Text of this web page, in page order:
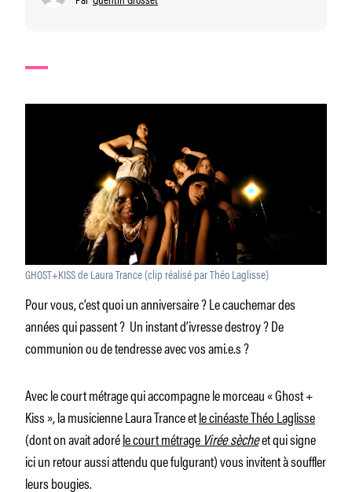
GHOST+KISS de Laura Trance (clip réalisé par Théo Laglisse)
Pour vous, c’est quoi un anniversaire ? Le cauchemar des
années qui passent ? Un instant d’ivresse destroy ? De
communion ou de tendresse avec vos ami.e.s ?
Avec le court métrage qui accompagne le morceau « Ghost +
Kiss », la musicienne Laura Trance etle cinéaste Théo Laglisse
(dont on avait adoréle court métrage Virée sècheet qui signe
ici un retour aussi attendu que fulgurant) vous invitent à souffler
leurs bougies.